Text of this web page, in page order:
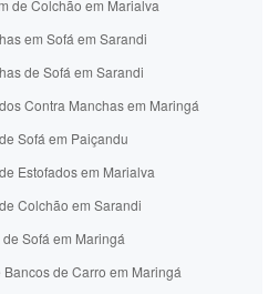
de Colchão em Marialva
em Sofá em Sarandi
de Sofá em Sarandi
Contra Manchas em Maringá
Sofá em Paiçandu
Estofados em Marialva
Colchão em Sarandi
Sofá em Maringá
de Carro em Maringá